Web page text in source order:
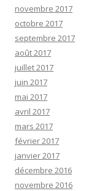
novembre 2017
octobre 2017
septembre 2017
août 2017
juillet 2017
juin 2017
mai 2017
avril 2017
mars 2017
février 2017
janvier 2017
décembre 2016
novembre 2016